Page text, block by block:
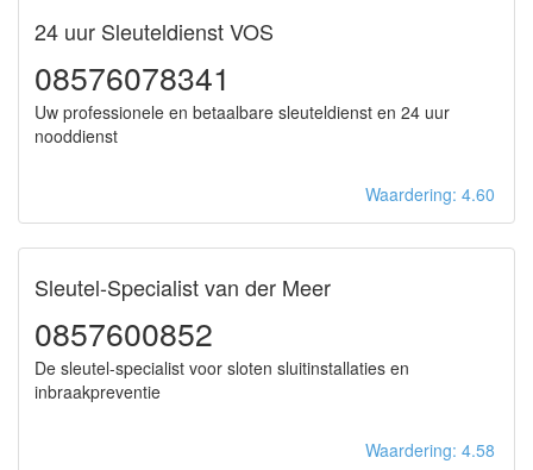
24 uur Sleuteldienst VOS
08576078341
Uw professionele en betaalbare sleuteldienst en 24 uur
nooddienst
Waardering: 4.60
Sleutel-Specialist van der Meer
0857600852
De sleutel-specialist voor sloten sluitinstallaties en
inbraakpreventie
Waardering: 4.58